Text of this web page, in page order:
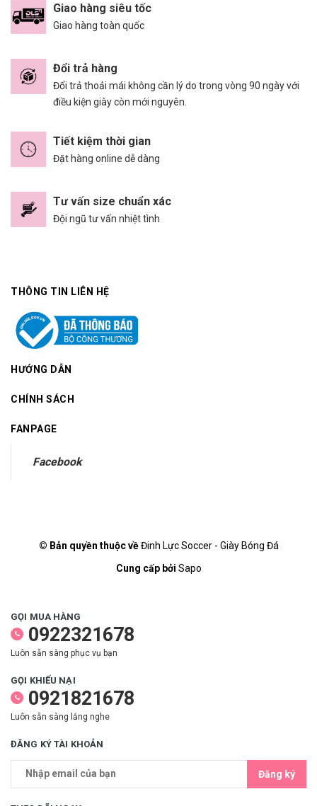
Giao hàng siêu tốc
Giao hàng toàn quốc
Đổi trả hàng
Đổi trả thoải mái không cần lý do trong vòng 90 ngày với
điều kiện giày còn mới nguyên.
Tiết kiệm thời gian
Đặt hàng online dễ dàng
Tư vấn size chuẩn xác
Đội ngũ tư vấn nhiệt tình
THÔNG TIN LIÊN HỆ
HƯỚNG DẪN
CHÍNH SÁCH
FANPAGE
Facebook
© Bản quyền thuộc vềĐinh Lực Soccer - Giày Bóng Đá
Cung cấp bởi Sapo
GỌI MUA HÀNG
0922321678
Luôn sẵn sàng phục vụ bạn
GỌI KHIẾU NẠI
0921821678
Luôn sẵn sàng lắng nghe
ĐĂNG KÝ TÀI KHOẢN
Đăng ký